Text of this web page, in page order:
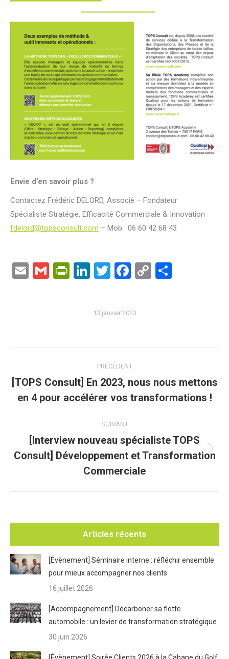
Envie d’en savoir plus ?
Contactez Frédéric DELORD, Associé – Fondateur
Spécialiste Stratégie, Efficacité Commerciale & Innovation
fdelord@topsconsult.com – Mob : 06 60 42 68 43
EmailGmailPrintFriendly
LinkedIn
Twitter
Facebook
Copy
13 janvier 2023
article
PRÉCÉDENT
Article
précédent
[TOPS Consult] En 2023, nous nous mettons
en 4 pour accélérer vos transformations !
SUIVANT
Article
suivant
[Interview nouveau spécialiste TOPS
Consult] Développement et Transformation
Commerciale
Articles récents
[Évènement] Séminaire interne : réfléchir ensemble
pour mieux accompagner nos clients
16 juillet 2026
[Accompagnement] Décarboner sa flotte
automobile : un levier de transformation stratégique
30 juin 2026